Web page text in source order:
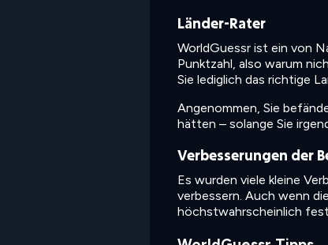
Länder-Rater
WorldGuessr ist ein von
Punktzahl, also warum
Sie lediglich das richtige
Angenommen, Sie
hätten – solange Sie
Verbesserungen der
Es wurden viele kleine
verbessern. Auch wenn
höchstwahrscheinlich